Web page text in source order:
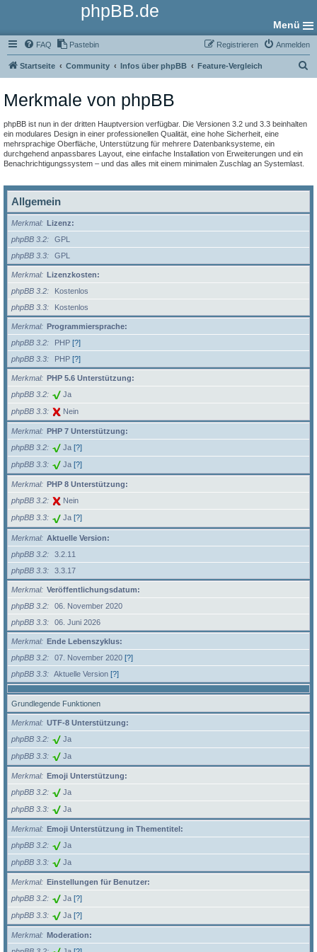
phpBB.de
Menü
FAQ Pastebin Anmelden
Registrieren
Startseite Community Infos über phpBB Feature-Vergleich
Merkmale von phpBB
phpBB ist nun in der dritten Hauptversion verfügbar. Die Versionen 3.2 und 3.3 beinhalten
ein modulares Design in einer professionellen Qualität, eine hohe Sicherheit, eine
mehrsprachige Oberfläche, Unterstützung für mehrere Datenbanksysteme, ein
durchgehend anpassbares Layout, eine einfache Installation von Erweiterungen und ein
Benachrichtigungssystem – und das alles mit einem minimalen Zuschlag an Systemlast.
Allgemein
Merkmal
Lizenz:
phpBB 3.2
GPL
phpBB 3.3
GPL
Merkmal
Lizenzkosten:
phpBB 3.2
Kostenlos
phpBB 3.3
Kostenlos
Merkmal
Programmiersprache:
phpBB 3.2
PHP [?]
phpBB 3.3
PHP [?]
Merkmal
PHP 5.6 Unterstützung:
phpBB 3.2
Ja
phpBB 3.3 Nein
Merkmal
PHP 7 Unterstützung:
phpBB 3.2
Ja [?]
phpBB 3.3 Ja [?]
Merkmal
PHP 8 Unterstützung:
phpBB 3.2
Nein
phpBB 3.3 Ja [?]
Merkmal
Aktuelle Version:
phpBB 3.2
3.2.11
phpBB 3.3
3.3.17
Merkmal
Veröffentlichungsdatum:
phpBB 3.2
06. November 2020
phpBB 3.3
06. Juni 2026
Merkmal
Ende Lebenszyklus:
phpBB 3.2
07. November 2020 [?]
phpBB 3.3
Aktuelle Version [?]
Grundlegende Funktionen
Merkmal
UTF-8 Unterstützung:
phpBB 3.2
Ja
phpBB 3.3 Ja
Merkmal
Emoji Unterstützung:
phpBB 3.2
Ja
phpBB 3.3 Ja
Merkmal
Emoji Unterstützung in Thementitel:
phpBB 3.2
Ja
phpBB 3.3 Ja
Merkmal
Einstellungen für Benutzer:
phpBB 3.2
Ja [?]
phpBB 3.3 Ja [?]
Merkmal
Moderation: